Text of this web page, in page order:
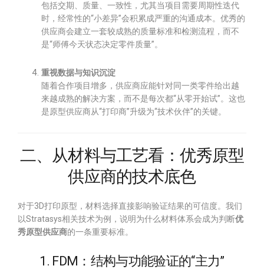
包括交期、质量、一致性，尤其当项目需要周期性迭代
时，经常性的“小差异”会积累成严重的沟通成本。优秀的
供应商会建立一套较成熟的质量标准和检测流程，而不
是“师傅今天状态决定零件质量”。
重视数据与知识沉淀
随着合作项目增多，供应商应能针对同一类零件给出越
来越成熟的解决方案，而不是每次都“从零开始试”。这也
是原型供应商从“打印商”升级为“技术伙伴”的关键。
二、从材料与工艺看：优秀原型
供应商的技术底色
对于3D打印原型，材料选择直接影响验证结果的可信度。我们
以Stratasys相关技术为例，说明为什么材料体系会成为判断优
秀原型供应商的一条重要标准。
1. FDM：结构与功能验证的“主力”